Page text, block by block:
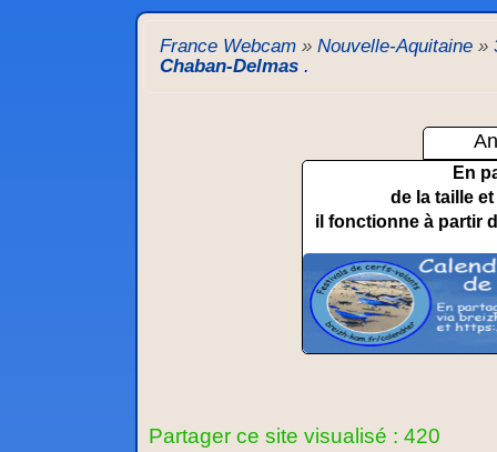
France Webcam » Nouvelle-Aquitaine »
Chaban-Delmas .
En
de la taille
il fonctionne à partir
Partager ce site visualisé : 420